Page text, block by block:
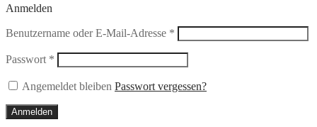
Anmelden
Benutzername oder E-Mail-Adresse * Erforderlich
Passwort * Erforderlich
Angemeldet bleiben Passwort vergessen?
Anmelden